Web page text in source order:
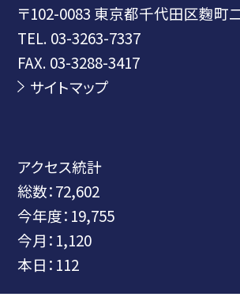
〒102-0083 東京都千代田区麴町
TEL. 03-3263-7337
FAX. 03-3288-3417
サイトマップ
アクセス統計
総数：72,602
今年度： 19,755
今月： 1,120
本日： 112